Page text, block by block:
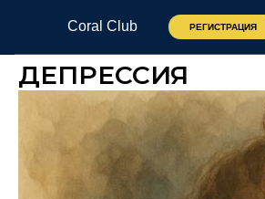
Coral Club РЕГИСТРАЦИЯ
ДЕПРЕССИЯ